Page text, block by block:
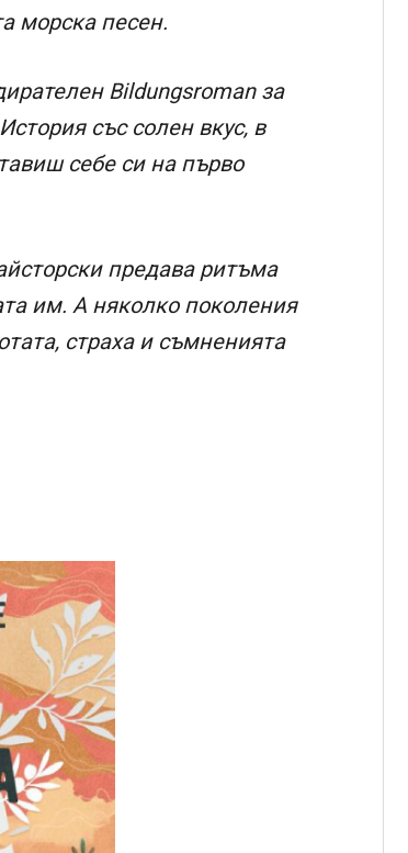
морска песен.
Bildungsroman за
със солен вкус, в
себе си на първо
предава ритъма
им. А няколко поколения
страха и съмненията